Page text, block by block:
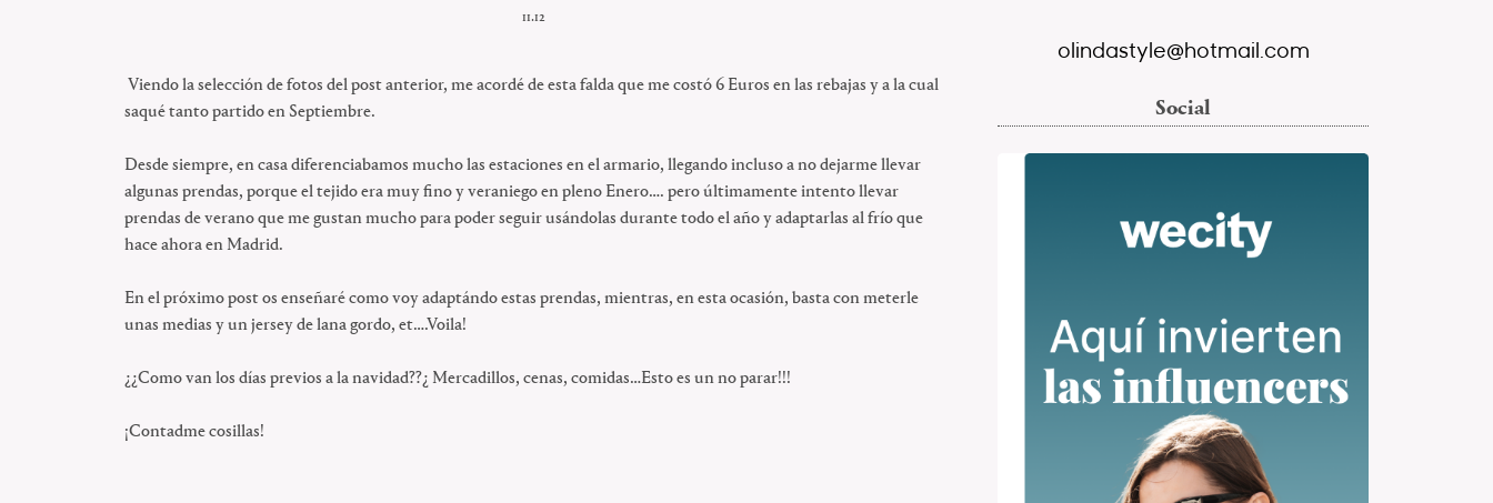
11.12
Viendo la selección de fotos del post anterior, me acordé de esta falda que me costó 6 Euros en las rebajas y a la cual
saqué tanto partido en Septiembre.
Desde siempre, en casa diferenciabamos mucho las estaciones en el armario, llegando incluso a no dejarme llevar
algunas prendas, porque el tejido era muy fino y veraniego en pleno Enero…. pero últimamente intento llevar
prendas de verano que me gustan mucho para poder seguir usándolas durante todo el año y adaptarlas al frío que
hace ahora en Madrid.
En el próximo post os enseñaré como voy adaptándo estas prendas, mientras, en esta ocasión, basta con meterle
unas medias y un jersey de lana gordo, et….Voila!
¿¿Como van los días previos a la navidad??¿ Mercadillos, cenas, comidas…Esto es un no parar!!!
¡Contadme cosillas!
olindastyle@hotmail.com
Social